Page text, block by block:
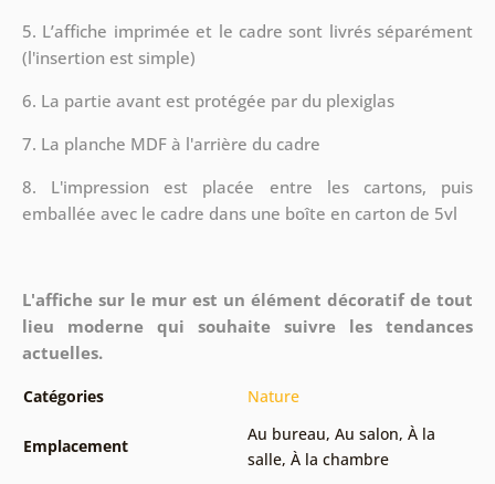
5. L’affiche imprimée et le cadre sont livrés séparément
(l'insertion est simple)
6. La partie avant est protégée par du plexiglas
7. La planche MDF à l'arrière du cadre
8. L'impression est placée entre les cartons, puis
emballée avec le cadre dans une boîte en carton de 5vl
L'affiche sur le mur est un élément décoratif de tout
lieu moderne qui souhaite suivre les tendances
actuelles.
Catégories Nature
Emplacement
Au bureau, Au salon, À la
salle, À la chambre